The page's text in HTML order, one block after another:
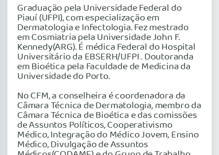
Graduação pela Universidade Federal do
Piauí (UFPI), com especialização em
Dermatologia e Infectologia. Fez mestrado
em Cosmiatria pela Universidade John F.
Kennedy(ARG). É médica Federal do Hospital
Universitário da EBSERH/UFPI . Doutoranda
em Bioética pela Faculdade de Medicina da
Universidade do Porto.
No CFM, a conselheira é coordenadora da
Câmara Técnica de Dermatologia, membro da
Câmara Técnica de Bioética e das comissões
de Assuntos Políticos, Cooperativismo
Médico, Integração do Médico Jovem, Ensino
Médico, Divulgação de Assuntos